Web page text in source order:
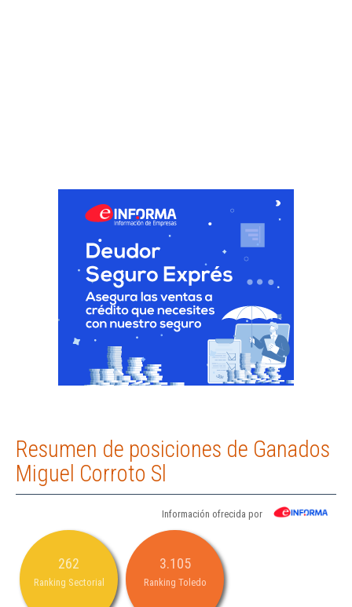
Resumen de posiciones de Ganados
Miguel Corroto Sl
Información ofrecida por
262
Ranking Sectorial
3.105
Ranking Toledo